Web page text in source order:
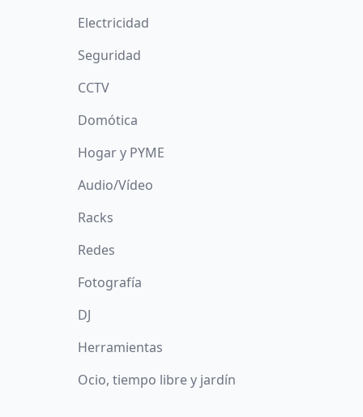
Electricidad
Seguridad
CCTV
Domótica
Hogar y PYME
Audio/Vídeo
Racks
Redes
Fotografía
DJ
Herramientas
Ocio, tiempo libre y jardín